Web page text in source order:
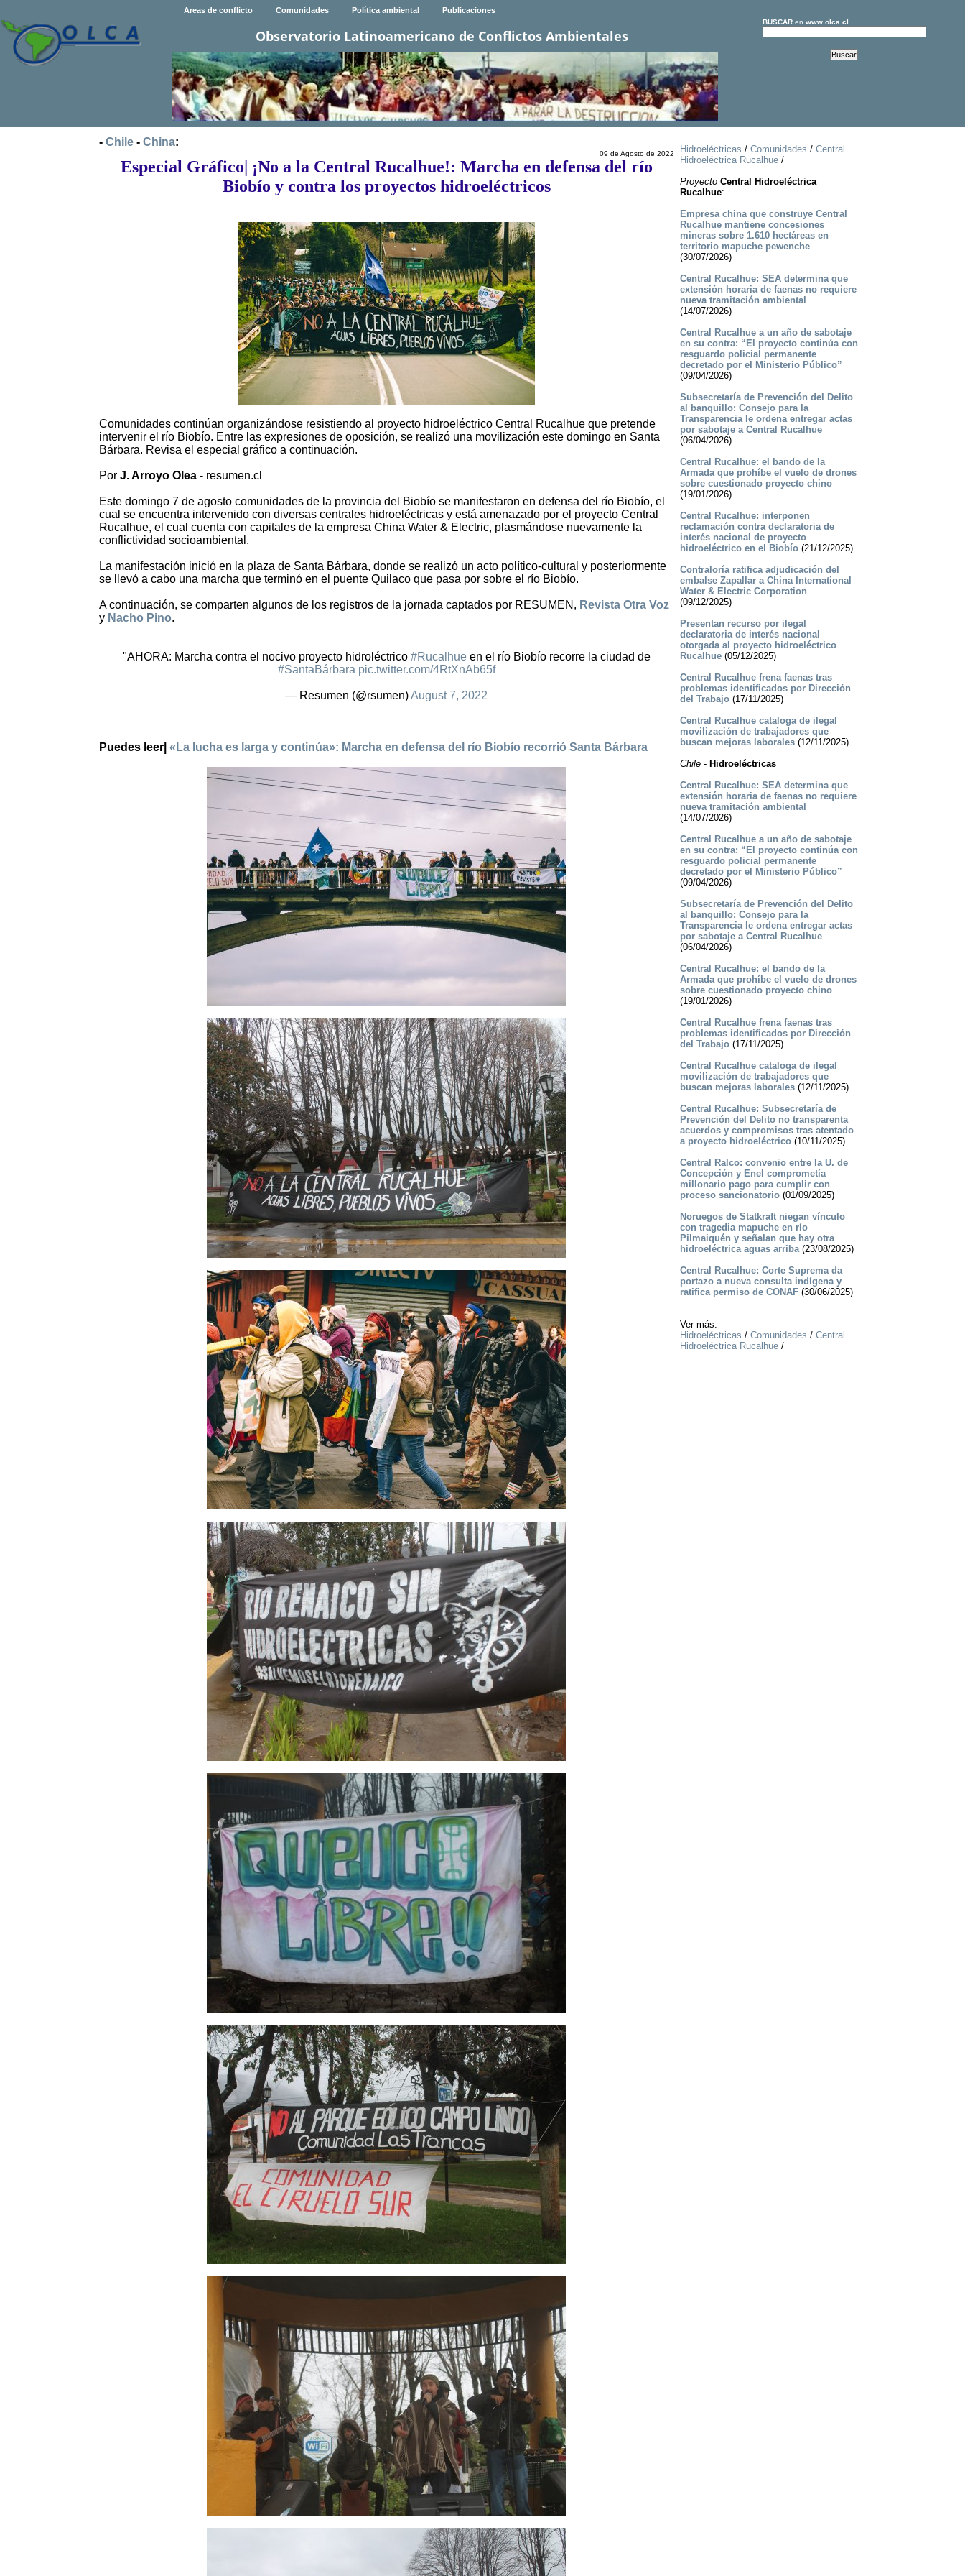
Areas de conflicto Comunidades Política ambiental Publicaciones
Observatorio Latinoamericano de Conflictos Ambientales
BUSCARen www.olca.cl
- Chile - China:
09 de Agosto de 2022
Especial Gráfico| ¡No a la Central Rucalhue!: Marcha en defensa del río
Biobío y contra los proyectos hidroeléctricos
Comunidades continúan organizándose resistiendo al proyecto hidroeléctrico Central Rucalhue que pretende
intervenir el río Biobío. Entre las expresiones de oposición, se realizó una movilización este domingo en Santa
Bárbara. Revisa el especial gráfico a continuación.
Por J. Arroyo Olea - resumen.cl
Este domingo 7 de agosto comunidades de la provincia del Biobío se manifestaron en defensa del río Biobío, el
cual se encuentra intervenido con diversas centrales hidroeléctricas y está amenazado por el proyecto Central
Rucalhue, el cual cuenta con capitales de la empresa China Water & Electric, plasmándose nuevamente la
conflictividad socioambiental.
La manifestación inició en la plaza de Santa Bárbara, donde se realizó un acto político-cultural y posteriormente
se llevó a cabo una marcha que terminó en el puente Quilaco que pasa por sobre el río Biobío.
A continuación, se comparten algunos de los registros de la jornada captados por RESUMEN, Revista Otra Voz
y Nacho Pino.
"AHORA: Marcha contra el nocivo proyecto hidroléctrico #Rucalhueen el río Biobío recorre la ciudad de
#SantaBárbara pic.twitter.com/4RtXnAb65f
— Resumen (@rsumen)August 7, 2022
Puedes leer| «La lucha es larga y continúa»: Marcha en defensa del río Biobío recorrió Santa Bárbara
Hidroeléctricas / Comunidades / Central
Hidroeléctrica Rucalhue/
Proyecto Central Hidroeléctrica
Rucalhue:
Empresa china que construye Central
Rucalhue mantiene concesiones
mineras sobre 1.610 hectáreas en
territorio mapuche pewenche
(30/07/2026)
Central Rucalhue: SEA determina que
extensión horaria de faenas no requiere
nueva tramitación ambiental
(14/07/2026)
Central Rucalhue a un año de sabotaje
en su contra: “El proyecto continúa con
resguardo policial permanente
decretado por el Ministerio Público”
(09/04/2026)
Subsecretaría de Prevención del Delito
al banquillo: Consejo para la
Transparencia le ordena entregar actas
por sabotaje a Central Rucalhue
(06/04/2026)
Central Rucalhue: el bando de la
Armada que prohíbe el vuelo de drones
sobre cuestionado proyecto chino
(19/01/2026)
Central Rucalhue: interponen
reclamación contra declaratoria de
interés nacional de proyecto
hidroeléctrico en el Biobío(21/12/2025)
Contraloría ratifica adjudicación del
embalse Zapallar a China International
Water & Electric Corporation
(09/12/2025)
Presentan recurso por ilegal
declaratoria de interés nacional
otorgada al proyecto hidroeléctrico
Rucalhue(05/12/2025)
Central Rucalhue frena faenas tras
problemas identificados por Dirección
del Trabajo(17/11/2025)
Central Rucalhue cataloga de ilegal
movilización de trabajadores que
buscan mejoras laborales(12/11/2025)
Chile- Hidroeléctricas
Central Rucalhue: SEA determina que
extensión horaria de faenas no requiere
nueva tramitación ambiental
(14/07/2026)
Central Rucalhue a un año de sabotaje
en su contra: “El proyecto continúa con
resguardo policial permanente
decretado por el Ministerio Público”
(09/04/2026)
Subsecretaría de Prevención del Delito
al banquillo: Consejo para la
Transparencia le ordena entregar actas
por sabotaje a Central Rucalhue
(06/04/2026)
Central Rucalhue: el bando de la
Armada que prohíbe el vuelo de drones
sobre cuestionado proyecto chino
(19/01/2026)
Central Rucalhue frena faenas tras
problemas identificados por Dirección
del Trabajo(17/11/2025)
Central Rucalhue cataloga de ilegal
movilización de trabajadores que
buscan mejoras laborales(12/11/2025)
Central Rucalhue: Subsecretaría de
Prevención del Delito no transparenta
acuerdos y compromisos tras atentado
a proyecto hidroeléctrico(10/11/2025)
Central Ralco: convenio entre la U. de
Concepción y Enel comprometía
millonario pago para cumplir con
proceso sancionatorio(01/09/2025)
Noruegos de Statkraft niegan vínculo
con tragedia mapuche en río
Pilmaiquén y señalan que hay otra
hidroeléctrica aguas arriba(23/08/2025)
Central Rucalhue: Corte Suprema da
portazo a nueva consulta indígena y
ratifica permiso de CONAF(30/06/2025)
Ver más:
Hidroeléctricas / Comunidades / Central
Hidroeléctrica Rucalhue/